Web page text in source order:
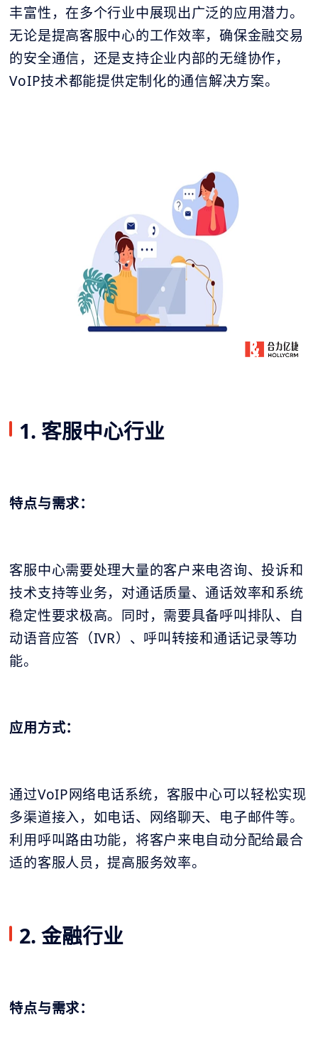
丰富性，在多个行业中展现出广泛的应用潜力。
无论是提高客服中心的工作效率，确保金融交易
的安全通信，还是支持企业内部的无缝协作，
VoIP技术都能提供定制化的通信解决方案。
1. 客服中心行业
特点与需求：
客服中心需要处理大量的客户来电咨询、投诉和
技术支持等业务，对通话质量、通话效率和系统
稳定性要求极高。同时，需要具备呼叫排队、自
动语音应答（IVR）、呼叫转接和通话记录等功
能。
应用方式：
通过VoIP网络电话系统，客服中心可以轻松实现
多渠道接入，如电话、网络聊天、电子邮件等。
利用呼叫路由功能，将客户来电自动分配给最合
适的客服人员，提高服务效率。
2. 金融行业
特点与需求：